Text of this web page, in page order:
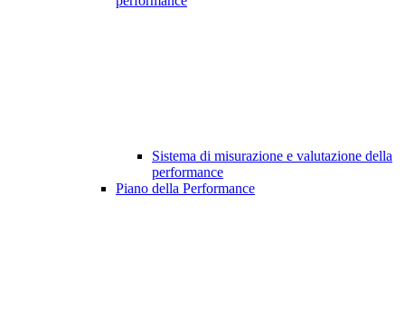
Sistema di misurazione e valutazione della
performance
Piano della Performance